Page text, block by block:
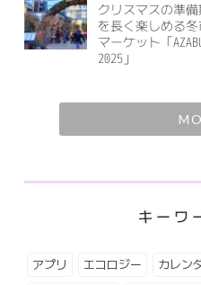
クリスマスの準
を長く楽しめる
マーケット「
2025」
キーワ
アプリ エコロジー カレン